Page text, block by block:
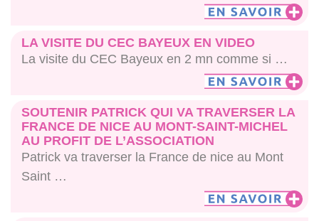
LA VISITE DU CEC BAYEUX EN VIDEO
La visite du CEC Bayeux en 2 mn comme si …
SOUTENIR PATRICK QUI VA TRAVERSER LA
FRANCE DE NICE AU MONT-SAINT-MICHEL
AU PROFIT DE L’ASSOCIATION
Patrick va traverser la France de nice au Mont
Saint …